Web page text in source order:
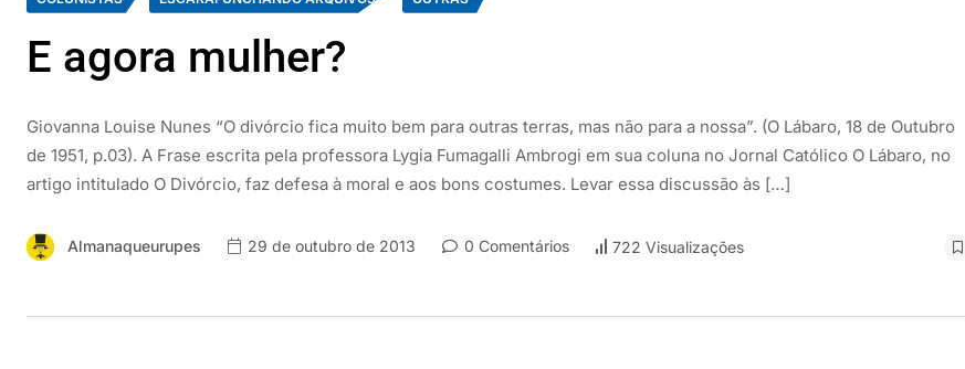
E agora mulher?
Giovanna Louise Nunes “O divórcio fica muito bem para outras terras, mas não para a nossa”. (O Lábaro, 18 de Outubro
de 1951, p.03). A Frase escrita pela professora Lygia Fumagalli Ambrogi em sua coluna no Jornal Católico O Lábaro, no
artigo intitulado O Divórcio, faz defesa à moral e aos bons costumes. Levar essa discussão às […]
Almanaqueurupes 29 de outubro de 2013 0 Comentários 722 Visualizações